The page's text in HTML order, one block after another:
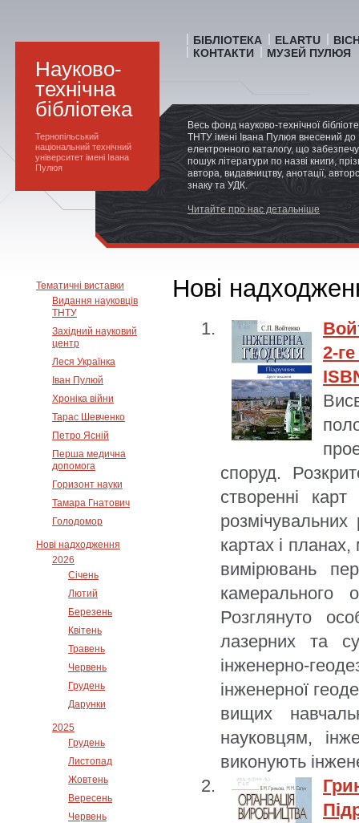
Науково-
технічна
бібліотека
Тернопільський
національний технічний
університет імені Івана
Пулюя
БІБЛІОТЕКА ELARTU
КОНТАКТИ
МУЗЕЙ ПУЛЮЯ
Весь фонд науково-технічної
ТНТУ імені Івана Пулюя внесений до
електронного каталогу, що
пошук літератури по назві книги,
автора, видавництву, анотації,
знаку та УДК.
Читайте про нас детальніше
Тематичні виставки
Видання науковців
ТНТУ
Західний науковий
центр
Леся Українка
Іван Пулюй
Хроніка війни
Тарас Шевченко
Петро Ясній
Перша медична
допомога
Горизонт науки
Тамара Гнатович
Голодомор
Нові надходження
2026
Січень
Лютий
Березень
Квітень
Травень
Червень
Грудень
Дарунки
2025
Грудень
Листопад
Жовтень
Вересень
Червень
Нові
2-
споруд.
створенні
картах і
вимірювань
камерального
Розглянуто
лазерних та
інженерно-
інженерної
вищих
науковцям,
виконують